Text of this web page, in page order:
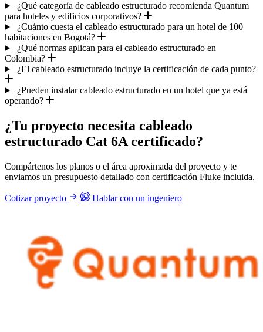
¿Qué categoría de cableado estructurado recomienda Quantum
para hoteles y edificios corporativos?
¿Cuánto cuesta el cableado estructurado para un hotel de 100
habitaciones en Bogotá?
¿Qué normas aplican para el cableado estructurado en
Colombia?
¿El cableado estructurado incluye la certificación de cada punto?
¿Pueden instalar cableado estructurado en un hotel que ya está
operando?
¿Tu proyecto necesita cableado
estructurado Cat 6A certificado?
Compártenos los planos o el área aproximada del proyecto y te
enviamos un presupuesto detallado con certificación Fluke incluida.
Cotizar proyecto Hablar con un ingeniero